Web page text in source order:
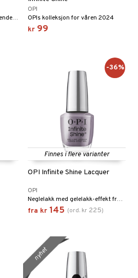
Overlakk fra OPI for en glinsende flate
OPI
OPIs kolleksjon for våren 2024
kr 99
Finnes i flere varianter
OPI Infinite Shine Lacquer
OPI
Neglelakk med gelelakk-effekt fra OPI
fra kr 145 (ord. kr 225)
-36%
nyhet